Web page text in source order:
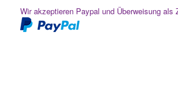
Wir akzeptieren Paypal und Überweisung als